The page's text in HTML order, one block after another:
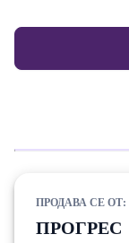
ПРОДАВА СЕ ОТ:
ПРОГРЕС